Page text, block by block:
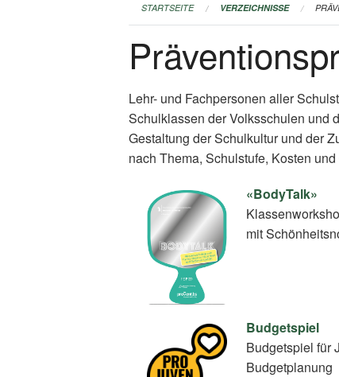
STARTSEITE VERZEICHNISSE
Lehr- und Fachpersonen aller
Schulklassen der Volksschulen und
Gestaltung der Schulkultur und der
nach Thema, Schulstufe, Kosten
«BodyTalk»
mit
Budgetspiel
Budgetspiel für
Budgetplanung